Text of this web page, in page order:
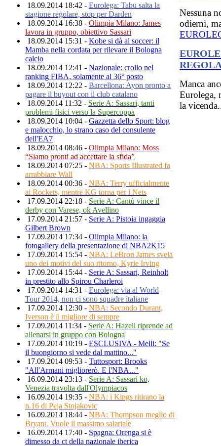
18.09.2014 18:42 - Eurolega: Tabu salta la
stagione regolare, stop per Darden
18.09.2014 16:38 - Olimpia Milano: James
lavora in gruppo, obiettivo Sassari
18.09.2014 15:31 - Kobe si dà al soccer: il
Mamba nella cordata per rilevare il Bologna
calcio
18.09.2014 12:41 - Nazionale: crollo nel
ranking FIBA, solamente al 36° posto
18.09.2014 12:22 - Barcellona: Ayon pronto a
pagare il buyout con il club catalano
18.09.2014 11:32 - Serie A: Sassari, tanti
problemi fisici verso la Supercoppa
18.09.2014 10:04 - Gazzetta dello Sport: blog
e malocchio, lo strano caso del consulente
dell'EA7
18.09.2014 08:46 - Olimpia Milano: Moss
“Siamo pronti ad accettare la sfida”
18.09.2014 07:25 - NBA: Sports Illustrated fa
arrabbiare Wall
18.09.2014 00:36 - NBA: Terry ufficialmente
ai Rockets, mentre KG torna per i Nets
17.09.2014 22:18 - Serie A: Cantù vince il
derby con Varese, ok Avellino
17.09.2014 21:57 - Serie A: Pistoia ingaggia
Gilbert Brown
17.09.2014 17:34 - Olimpia Milano: la
fotogallery della presentazione di NBA2K15
17.09.2014 15:54 - NBA: LeBron James svela
uno dei motivi del suo ritorno, Kyrie Irving
17.09.2014 15:44 - Serie A: Sassari, Reinholt
in prestito allo Spirou Charleroi
17.09.2014 14:31 - Eurolega: via al World
Tour 2014, non ci sono squadre italiane
17.09.2014 12:30 - NBA: Secondo Durant,
Iverson è il migliore di sempre
17.09.2014 11:34 - Serie A: Hazell riprende ad
allenarsi in gruppo con Bologna
17.09.2014 10:19 - ESCLUSIVA - Melli: "Se
il buongiorno si vede dal mattino..."
17.09.2014 09:53 - Tuttosport: Brooks
"All'Armani migliorerò. E l'NBA..."
16.09.2014 23:13 - Serie A: Sassari ko,
Venezia travolta dall'Olympiacos
16.09.2014 19:35 - NBA: i Kings ritirano la
n.16 di Peja Stojakovic
16.09.2014 18:44 - NBA: Thompson meglio di
Bryant. Vuole il massimo salariale
16.09.2014 17:40 - Spagna: Orenga si è
dimesso da ct della nazionale iberica
Nessuna
odierni,
Manca
Eurolega,
la